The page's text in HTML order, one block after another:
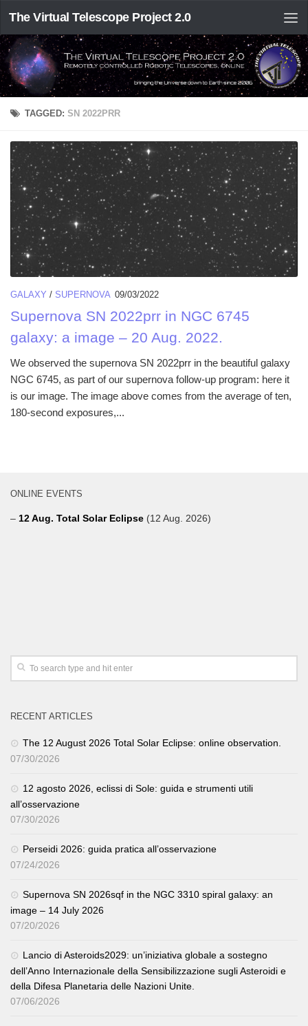
The Virtual Telescope Project 2.0
TAGGED:SN 2022PRR
GALAXY / SUPERNOVA 09/03/2022
Supernova SN 2022prr in NGC 6745
galaxy: a image – 20 Aug. 2022.
We observed the supernova SN 2022prr in the beautiful galaxy
NGC 6745, as part of our supernova follow-up program: here it
is our image. The image above comes from the average of ten,
180-second exposures,...
ONLINE EVENTS
– 12 Aug. Total Solar Eclipse (12 Aug. 2026)
RECENT ARTICLES
The 12 August 2026 Total Solar Eclipse: online observation.
07/30/2026
12 agosto 2026, eclissi di Sole: guida e strumenti utili
all’osservazione
07/30/2026
Perseidi 2026: guida pratica all’osservazione
07/24/2026
Supernova SN 2026sqf in the NGC 3310 spiral galaxy: an
image – 14 July 2026
07/20/2026
Lancio di Asteroids2029: un’iniziativa globale a sostegno
dell’Anno Internazionale della Sensibilizzazione sugli Asteroidi e
della Difesa Planetaria delle Nazioni Unite.
07/06/2026